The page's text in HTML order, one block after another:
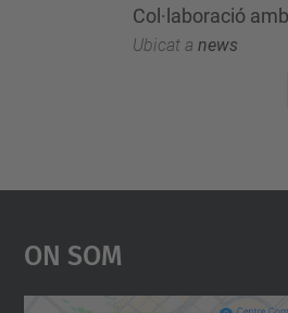
Col·laboració
Ubicat a news
On Som